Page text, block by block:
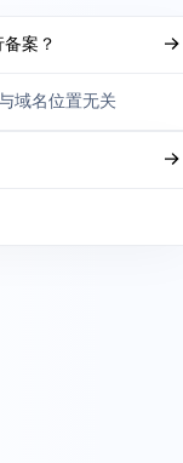
案？
域名位置无关